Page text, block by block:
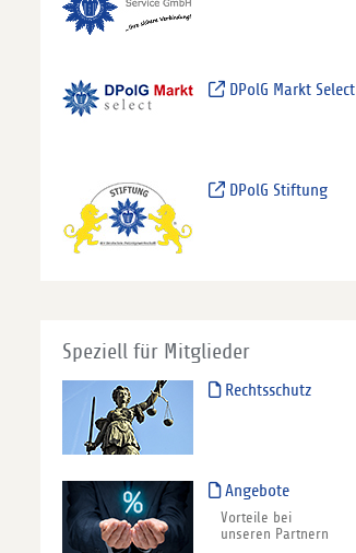
DPolG Markt Select
DPolG Stiftung
Speziell für Mitglieder
Rechtsschutz
Angebote
Vorteile bei
unseren Partnern